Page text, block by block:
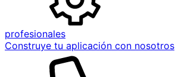
profesionales
Construye tu aplicación con nosotros